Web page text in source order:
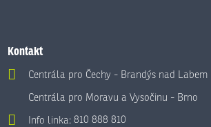
Kontakt
Centrála pro Čechy - Brandýs nad Labem
Centrála pro Moravu a Vysočinu - Brno
Info linka:810 888 810